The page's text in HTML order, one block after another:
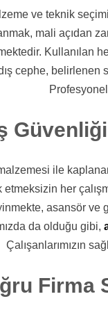
ve teknik
mali açıdan
Kullanılan
cephe, belirlenen
ile
her
asansör ve
da olduğu gibi,
Çalışanlarımızın
Firma